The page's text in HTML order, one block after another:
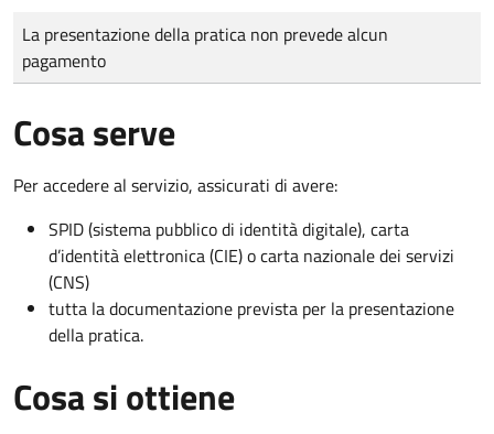
Tipo di pagamento
Importo
La presentazione della pratica non prevede alcun
pagamento
Cosa serve
Per accedere al servizio, assicurati di avere:
SPID (sistema pubblico di identità digitale), carta
d’identità elettronica (CIE) o carta nazionale dei servizi
(CNS)
tutta la documentazione prevista per la presentazione
della pratica.
Cosa si ottiene